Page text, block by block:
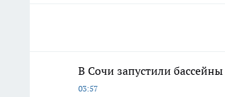
В Сочи запустили
03:57